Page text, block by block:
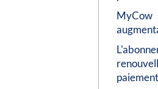
MyCow